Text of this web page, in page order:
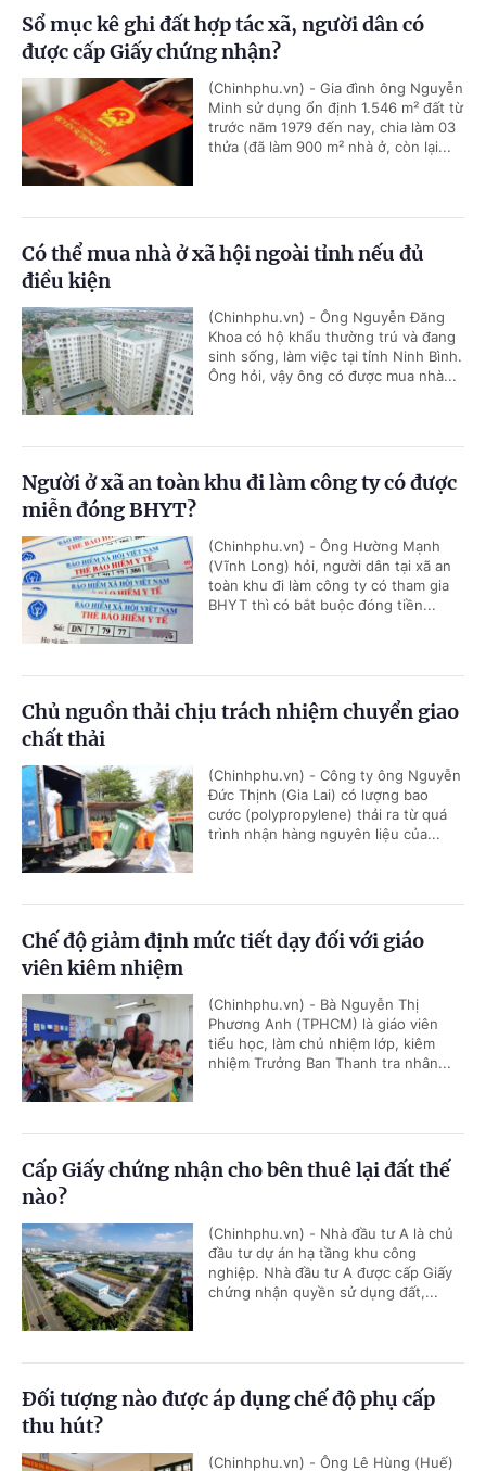
Sổ mục kê ghi đất hợp tác xã, người dân có
được cấp Giấy chứng nhận?
(Chinhphu.vn) - Gia đình ông Nguyễn
Minh sử dụng ổn định 1.546 m² đất từ
trước năm 1979 đến nay, chia làm 03
thửa (đã làm 900 m² nhà ở, còn lại...
Có thể mua nhà ở xã hội ngoài tỉnh nếu đủ
điều kiện
(Chinhphu.vn) - Ông Nguyễn Đăng
Khoa có hộ khẩu thường trú và đang
sinh sống, làm việc tại tỉnh Ninh Bình.
Ông hỏi, vậy ông có được mua nhà...
Người ở xã an toàn khu đi làm công ty có được
miễn đóng BHYT?
(Chinhphu.vn) - Ông Hường Mạnh
(Vĩnh Long) hỏi, người dân tại xã an
toàn khu đi làm công ty có tham gia
BHYT thì có bắt buộc đóng tiền...
Chủ nguồn thải chịu trách nhiệm chuyển giao
chất thải
(Chinhphu.vn) - Công ty ông Nguyễn
Đức Thịnh (Gia Lai) có lượng bao
cước (polypropylene) thải ra từ quá
trình nhận hàng nguyên liệu của...
Chế độ giảm định mức tiết dạy đối với giáo
viên kiêm nhiệm
(Chinhphu.vn) - Bà Nguyễn Thị
Phương Anh (TPHCM) là giáo viên
tiểu học, làm chủ nhiệm lớp, kiêm
nhiệm Trưởng Ban Thanh tra nhân...
Cấp Giấy chứng nhận cho bên thuê lại đất thế
nào?
(Chinhphu.vn) - Nhà đầu tư A là chủ
đầu tư dự án hạ tầng khu công
nghiệp. Nhà đầu tư A được cấp Giấy
chứng nhận quyền sử dụng đất,...
Đối tượng nào được áp dụng chế độ phụ cấp
thu hút?
(Chinhphu.vn) - Ông Lê Hùng (Huế)